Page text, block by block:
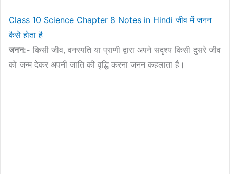
Class 10 Science Chapter 8 Notes in Hindi जीव में जनन
कैसे होता है
जनन:- किसी जीव, वनस्पति या प्राणी द्वारा अपने सदृश्य किसी दुसरे जीव
को जन्म देकर अपनी जाति की वृद्धि करना जनन कहलाता है।